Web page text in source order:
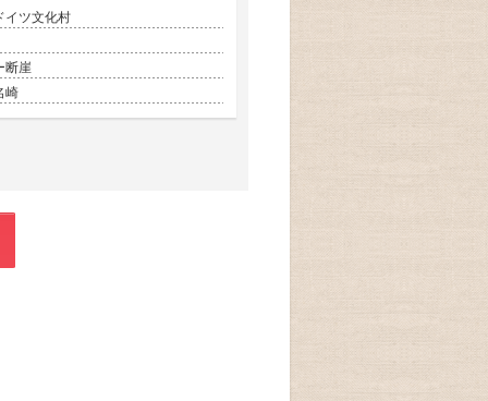
イツ文化村
断崖
崎